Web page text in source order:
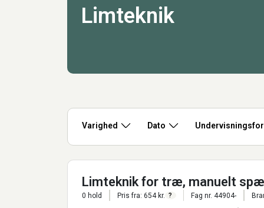
Limteknik
Varighed Dato
Limteknik for træ, manuelt
0 hold Pris fra: 654 kr. ? Fag nr. 44904-